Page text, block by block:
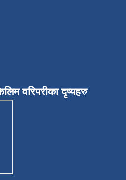
वरिपरीका दृष्यहरु